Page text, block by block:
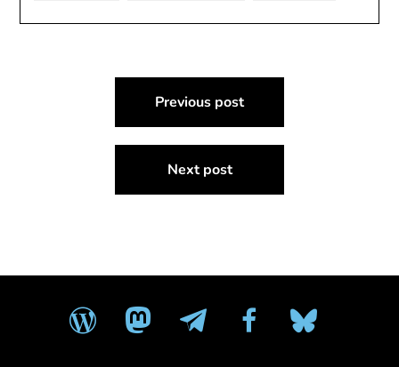
Navigazione
Previous post
Next post
wordpressmastodon telegram facebook bluesky